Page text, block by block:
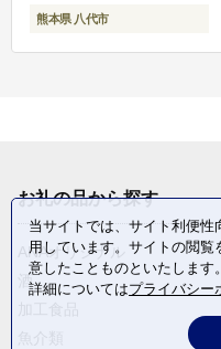
熊本県 八代市
お礼の品から探す
ANAオリジナル
酒
当サイトでは、サイト利便
用しています。サイトの閲
意したことものといたします。
詳細についてはプライバシー